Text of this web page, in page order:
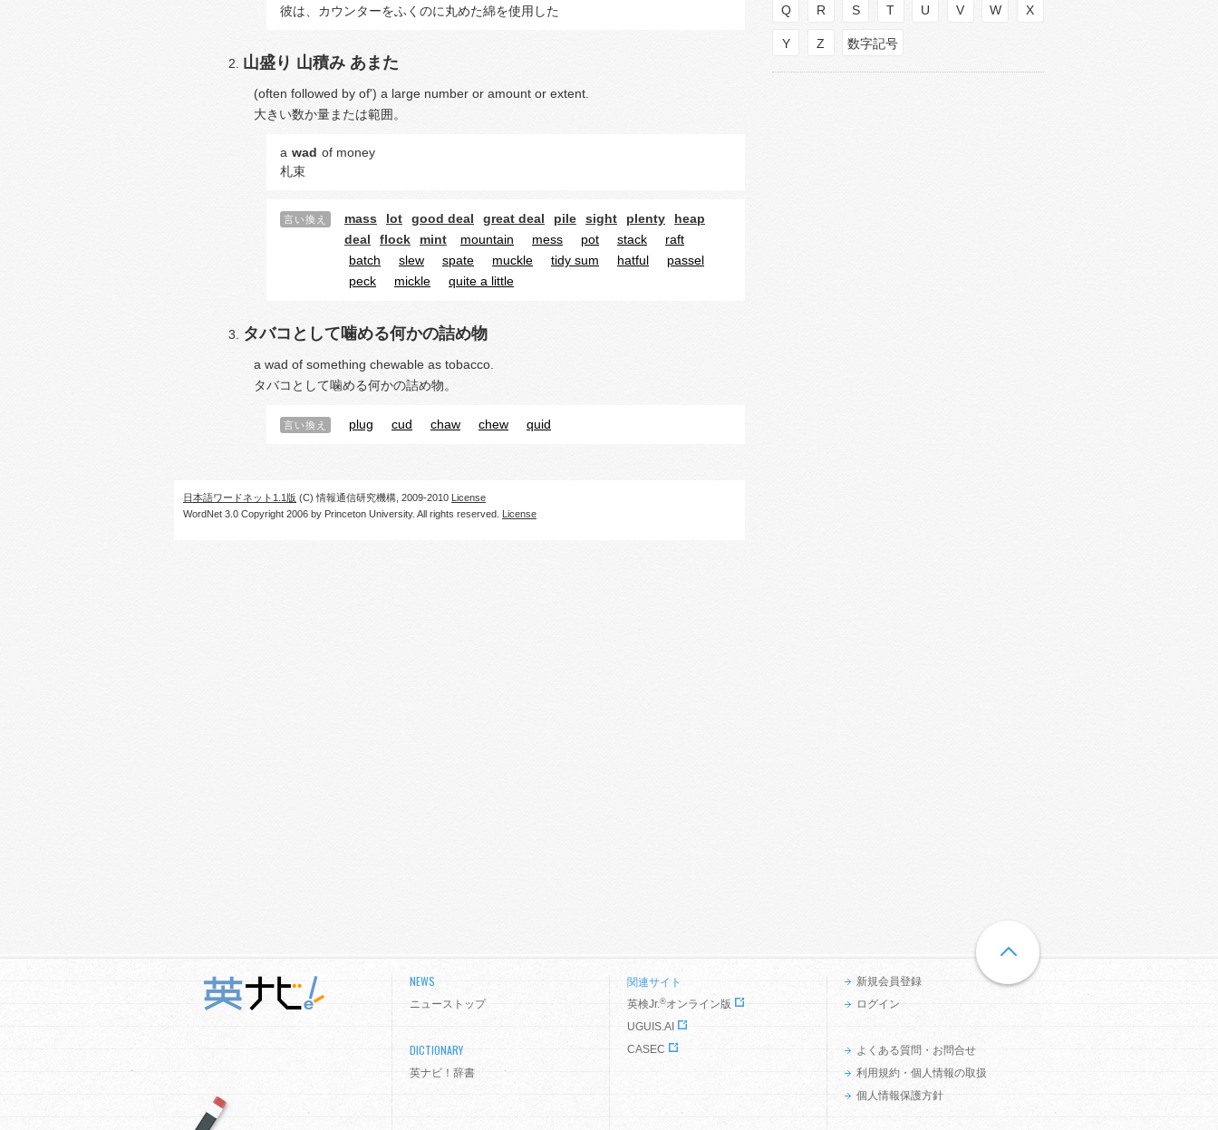
彼は、カウンターをふくのに丸めた綿を使用した
山盛り 山積み あまた
(often followed by of') a large number or amount or extent.
大きい数か量または範囲。
a wad of money
札束
言い換え mass lot good deal great deal pile sight plenty
heap
deal
flock mint mountain mess pot stack
raft
batch
slew spate muckle tidy sum hatful
passel
peck
mickle quite a little
タバコとして噛める何かの詰め物
a wad of something chewable as tobacco.
タバコとして噛める何かの詰め物。
言い換え plug cud chaw chew quid
日本語ワードネット1.1版 (C) 情報通信研究機構, 2009-2010 License
WordNet 3.0 Copyright 2006 by Princeton University. All rights reserved. License
Q R S T U V W X
Y Z 数字記号
NEWS
ニューストップ
DICTIONARY
英ナビ！辞書
関連サイト
英検Jr.®オンライン版
UGUIS.AI
CASEC
新規会員登録
ログイン
よくある質問・お問合せ
利用規約・個人情報の取扱
個人情報保護方針